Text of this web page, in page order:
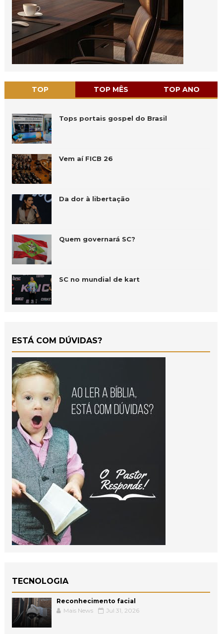
TOP TOP MÊS TOP ANO
Tops portais gospel do Brasil
Vem aí FICB 26
Da dor à libertação
Quem governará SC?
SC no mundial de kart
ESTÁ COM DÚVIDAS?
TECNOLOGIA
Reconhecimento facial
Mais News
Jul 31, 2026